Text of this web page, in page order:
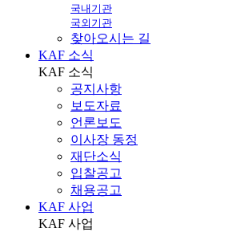
국내기관
국외기관
찾아오시는 길
KAF 소식
KAF 소식
공지사항
보도자료
언론보도
이사장 동정
재단소식
입찰공고
채용공고
KAF 사업
KAF 사업